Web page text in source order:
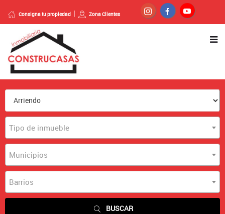
Consigna tu propiedad Zona Clientes
Tipo de inmueble
Municipios
Barrios
BUSCAR